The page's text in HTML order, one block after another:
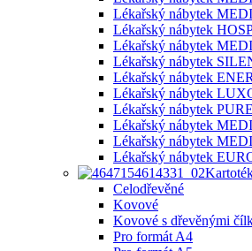
Lékařský nábytek
Lékařský nábytek
Lékařský nábytek
Lékařský nábytek
Lékařský nábytek
Lékařský nábytek
Lékařský nábytek PURE
Lékařský nábytek
Lékařský nábytek
Lékařský nábytek
Celodřevěné
Kovové
Kovové s dřevěnými
Pro formát A4